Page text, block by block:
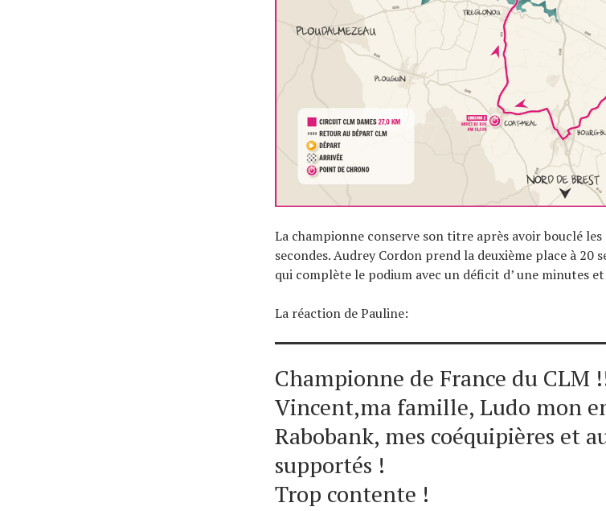
La championne conserve son titre après avoir bouclé
secondes. Audrey Cordon prend la deuxième place à 20
qui complète le podium avec un déficit d’ une minutes et
La réaction de Pauline:
Championne de France du CLM
Vincent,ma famille, Ludo mon
Rabobank, mes coéquipières et
supportés !
Trop contente !